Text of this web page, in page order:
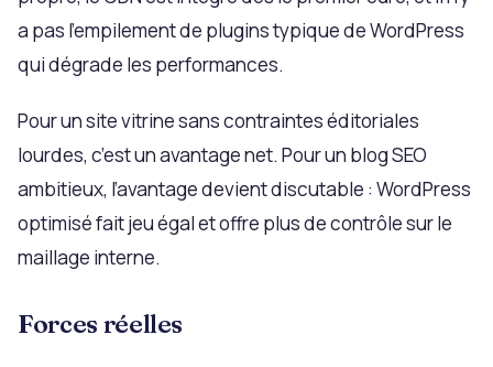
a pas l’empilement de plugins typique de WordPress
qui dégrade les performances.
Pour un site vitrine sans contraintes éditoriales
lourdes, c’est un avantage net. Pour un blog SEO
ambitieux, l’avantage devient discutable : WordPress
optimisé fait jeu égal et offre plus de contrôle sur le
maillage interne.
Forces réelles